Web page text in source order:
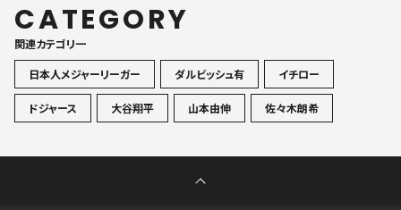
CATEGORY
関連カテゴリ一
日本人メジャーリーガー
ダルビッシュ有 イチロー
ドジャース 大谷翔平 山本由伸 佐々木朗希